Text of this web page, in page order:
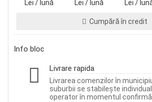
Lei / lună Lei / lună Lei /
Cumpără în credit
Info bloc
Livrare rapida
Livrarea comenzilor în
suburbii se stabilește
operator în momentul